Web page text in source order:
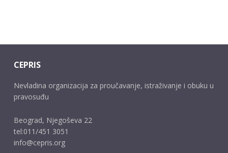
CEPRIS
Nevladina organizacija za proučavanje, istraživanje i obuku u
pravosuđu
Beograd, Njegoševa 22
tel:011/451 3051
info@cepris.org